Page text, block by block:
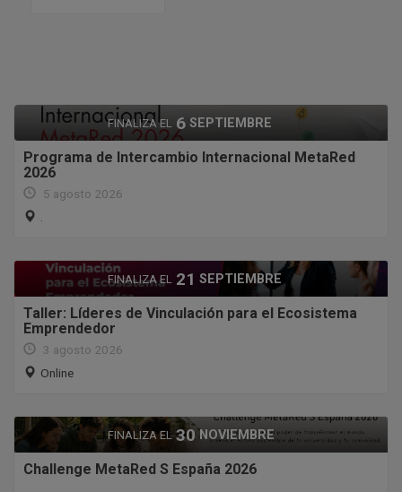
FINALIZA EL 6 SEPTIEMBRE
Programa de Intercambio Internacional MetaRed
2026
5 agosto 2026
FINALIZA EL 21 SEPTIEMBRE
Taller: Líderes de Vinculación para el Ecosistema
Emprendedor
3 agosto 2026
Online
FINALIZA EL 30 NOVIEMBRE
Challenge MetaRed S España 2026